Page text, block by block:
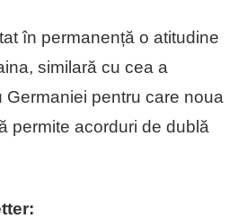
în permanență o atitudine
similară cu cea a
Germaniei pentru care noua
permite acorduri de dublă